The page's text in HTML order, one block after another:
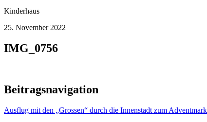
Kinderhaus
25. November 2022
IMG_0756
Beitragsnavigation
Ausflug mit den „Grossen“ durch die Innenstadt zum